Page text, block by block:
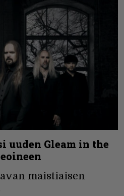
uuden Gleam in the
maistiaisen